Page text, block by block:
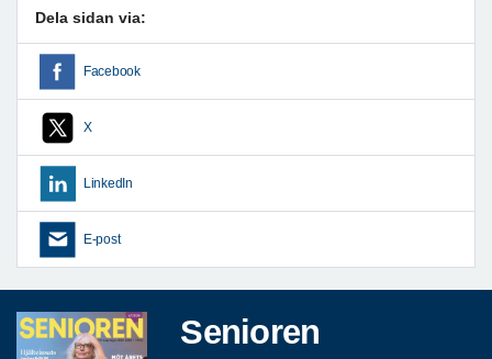
Dela sidan via:
Facebook
X
LinkedIn
E-post
Senioren